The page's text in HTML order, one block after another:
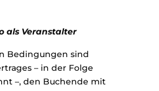
als Veranstalter
Bedingungen sind
– in der Folge
–, den Buchende mit